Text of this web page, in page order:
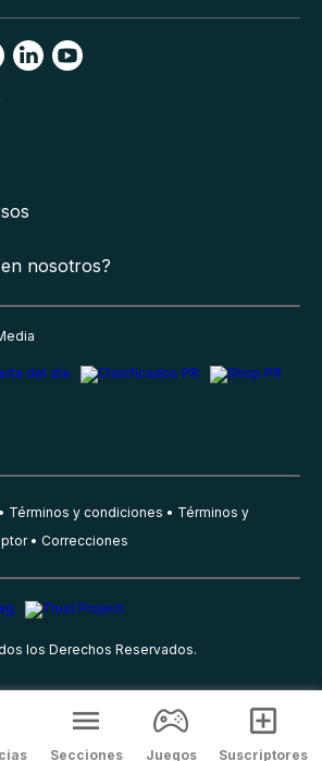
nosotros?
Términos y condiciones
Términos y
Correcciones
los Derechos Reservados.
Secciones Juegos Suscriptores